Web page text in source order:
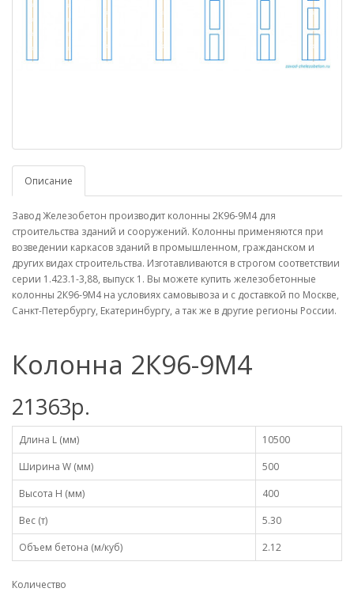
Описание
Завод Железобетон производит колонны 2К96-9М4 для
строительства зданий и сооружений. Колонны применяются при
возведении каркасов зданий в промышленном, гражданском и
других видах строительства. Изготавливаются в строгом соответствии
серии 1.423.1-3,88, выпуск 1. Вы можете купить железобетонные
колонны 2К96-9М4 на условиях самовывоза и с доставкой по Москве,
Санкт-Петербургу, Екатеринбургу, а так же в другие регионы России.
Колонна 2К96-9М4
21363р.
Длина L (мм)
10500
Ширина W (мм)
500
Высота H (мм)
400
Вес (т)
5.30
Объем бетона (м/куб)
2.12
Количество